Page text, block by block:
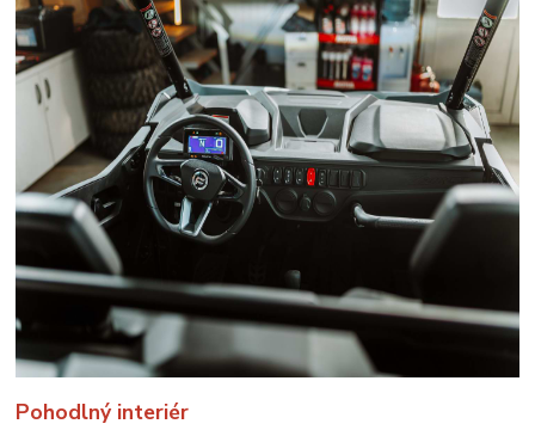
Pohodlný interiér